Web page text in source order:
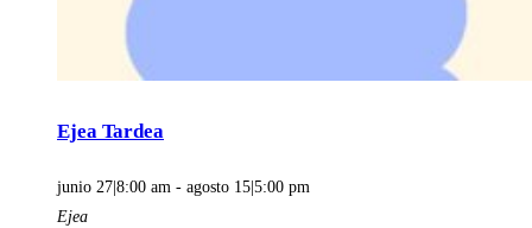
Ejea Tardea
junio 27|8:00 am - agosto 15|5:00 pm
Ejea